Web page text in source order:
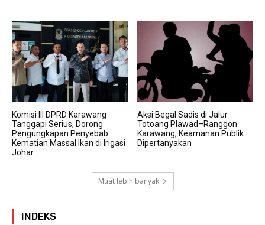
Komisi III DPRD Karawang
Tanggapi Serius, Dorong
Pengungkapan Penyebab
Kematian Massal Ikan di Irigasi
Johar
Aksi Begal Sadis di Jalur
Totoang Plawad–Ranggon
Karawang, Keamanan Publik
Dipertanyakan
Muat lebih banyak
INDEKS